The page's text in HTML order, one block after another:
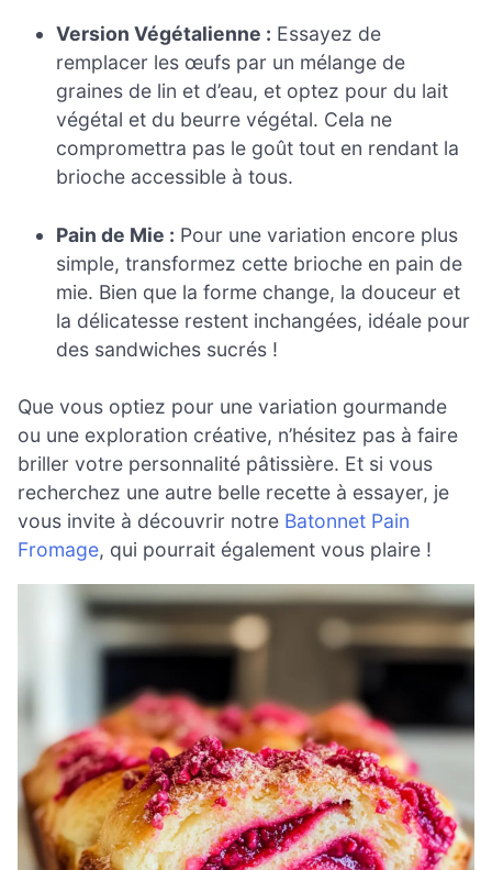
Version Végétalienne : Essayez de
remplacer les œufs par un mélange de
graines de lin et d’eau, et optez pour du lait
végétal et du beurre végétal. Cela ne
compromettra pas le goût tout en rendant la
brioche accessible à tous.
Pain de Mie : Pour une variation encore plus
simple, transformez cette brioche en pain de
mie. Bien que la forme change, la douceur et
la délicatesse restent inchangées, idéale pour
des sandwiches sucrés !
Que vous optiez pour une variation gourmande
ou une exploration créative, n’hésitez pas à faire
briller votre personnalité pâtissière. Et si vous
recherchez une autre belle recette à essayer, je
vous invite à découvrir notre Batonnet Pain
Fromage, qui pourrait également vous plaire !